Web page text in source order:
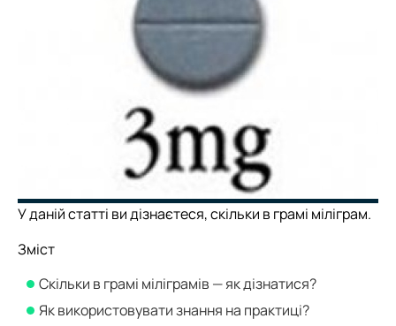
У даній статті ви дізнаєтеся, скільки в грамі міліграм.
Зміст
Скільки в грамі міліграмів — як дізнатися?
Як використовувати знання на практиці?